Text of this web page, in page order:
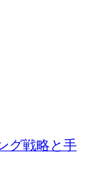
グ戦略と手